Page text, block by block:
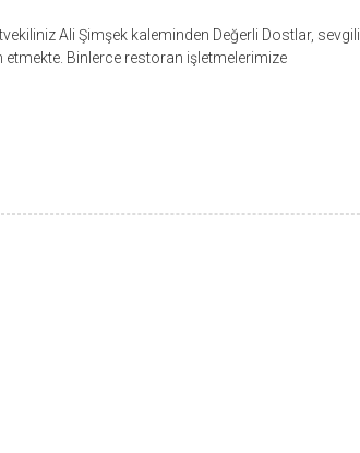
Ali Şimşek kaleminden Değerli Dostlar, sevgili
Binlerce restoran işletmelerimize